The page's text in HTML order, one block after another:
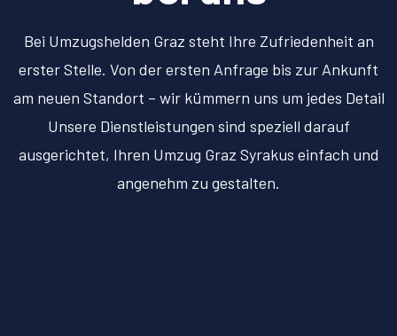
Bei Umzugshelden Graz steht Ihre Zufriedenheit an
erster Stelle. Von der ersten Anfrage bis zur Ankunft
am neuen Standort – wir kümmern uns um jedes Detail
Unsere Dienstleistungen sind speziell darauf
ausgerichtet, Ihren Umzug Graz Syrakus einfach und
angenehm zu gestalten.